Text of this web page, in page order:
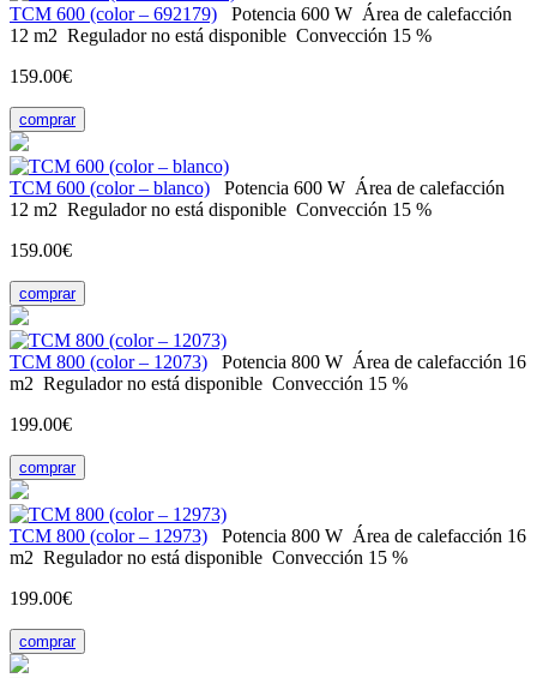
ТСМ 600 (color – 692179) Potencia 600 W Área de calefacción
12 m2 Regulador no está disponible Convección 15 %
159.00€
comprar
ТСМ 600 (color – blanco) Potencia 600 W Área de calefacción
12 m2 Regulador no está disponible Convección 15 %
159.00€
comprar
ТСМ 800 (color – 12073) Potencia 800 W Área de calefacción 16
m2 Regulador no está disponible Convección 15 %
199.00€
comprar
ТСМ 800 (color – 12973) Potencia 800 W Área de calefacción 16
m2 Regulador no está disponible Convección 15 %
199.00€
comprar